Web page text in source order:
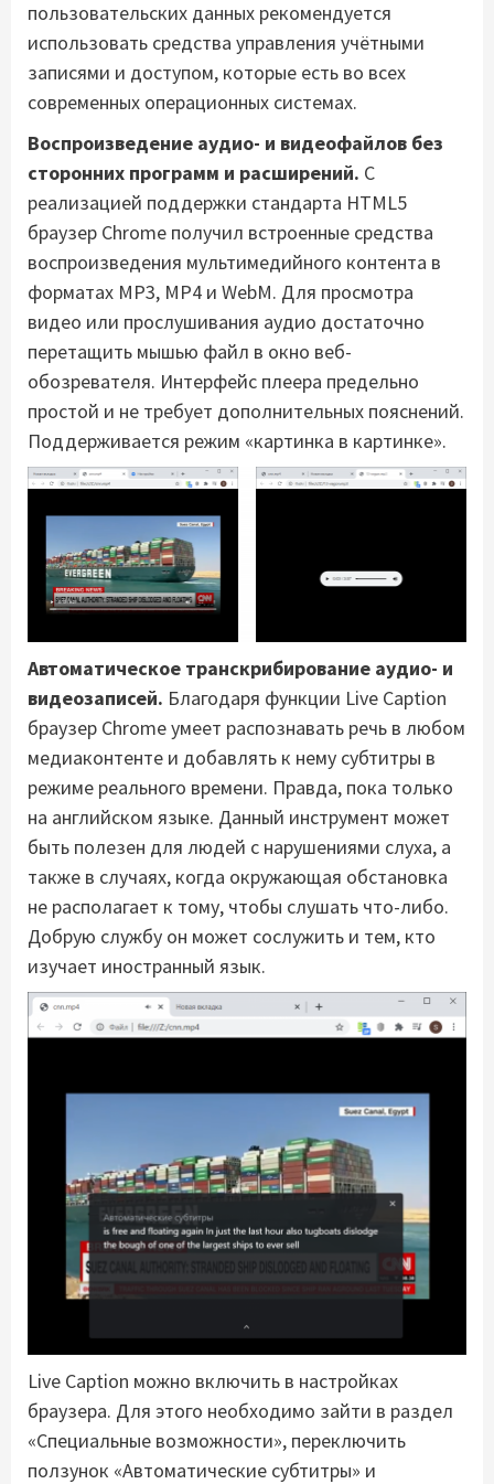
пользовательских данных рекомендуется
использовать средства управления учётными
записями и доступом, которые есть во всех
современных операционных системах.
Воспроизведение аудио- и видеофайлов без
сторонних программ и расширений. С
реализацией поддержки стандарта HTML5
браузер Chrome получил встроенные средства
воспроизведения мультимедийного контента в
форматах MP3, MP4 и WebM. Для просмотра
видео или прослушивания аудио достаточно
перетащить мышью файл в окно веб-
обозревателя. Интерфейс плеера предельно
простой и не требует дополнительных пояснений.
Поддерживается режим «картинка в картинке».
Автоматическое транскрибирование аудио- и
видеозаписей. Благодаря функции Live Caption
браузер Chrome умеет распознавать речь в любом
медиаконтенте и добавлять к нему субтитры в
режиме реального времени. Правда, пока только
на английском языке. Данный инструмент может
быть полезен для людей с нарушениями слуха, а
также в случаях, когда окружающая обстановка
не располагает к тому, чтобы слушать что-либо.
Добрую службу он может сослужить и тем, кто
изучает иностранный язык.
Live Caption можно включить в настройках
браузера. Для этого необходимо зайти в раздел
«Специальные возможности», переключить
ползунок «Автоматические субтитры» и